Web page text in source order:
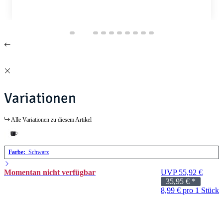
Variationen
Alle Variationen zu diesem Artikel
Farbe: Schwarz
Momentan nicht verfügbar
UVP 55,92 €
35,95 € *
8,99 € pro 1 Stück